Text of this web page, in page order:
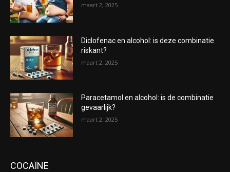
maart 2, 2025
Diclofenac en alcohol: is deze combinatie
riskant?
maart 2, 2025
Paracetamol en alcohol: is de combinatie
gevaarlijk?
maart 2, 2025
COCAÏNE